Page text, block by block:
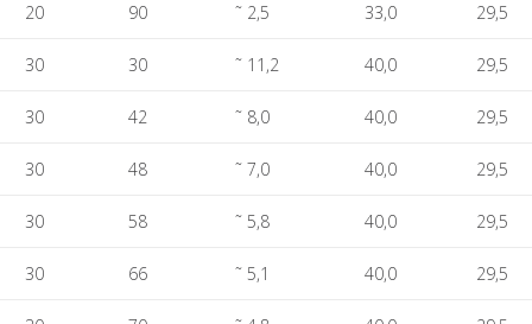
20 90 ˜ 2,5 33,0 29,5
30 30 ˜ 11,2 40,0 29,5
30 42 ˜ 8,0 40,0 29,5
30 48 ˜ 7,0 40,0 29,5
30 58 ˜ 5,8 40,0 29,5
30 66 ˜ 5,1 40,0 29,5